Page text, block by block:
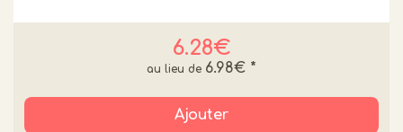
6.28€
6.98€ *
Ajouter